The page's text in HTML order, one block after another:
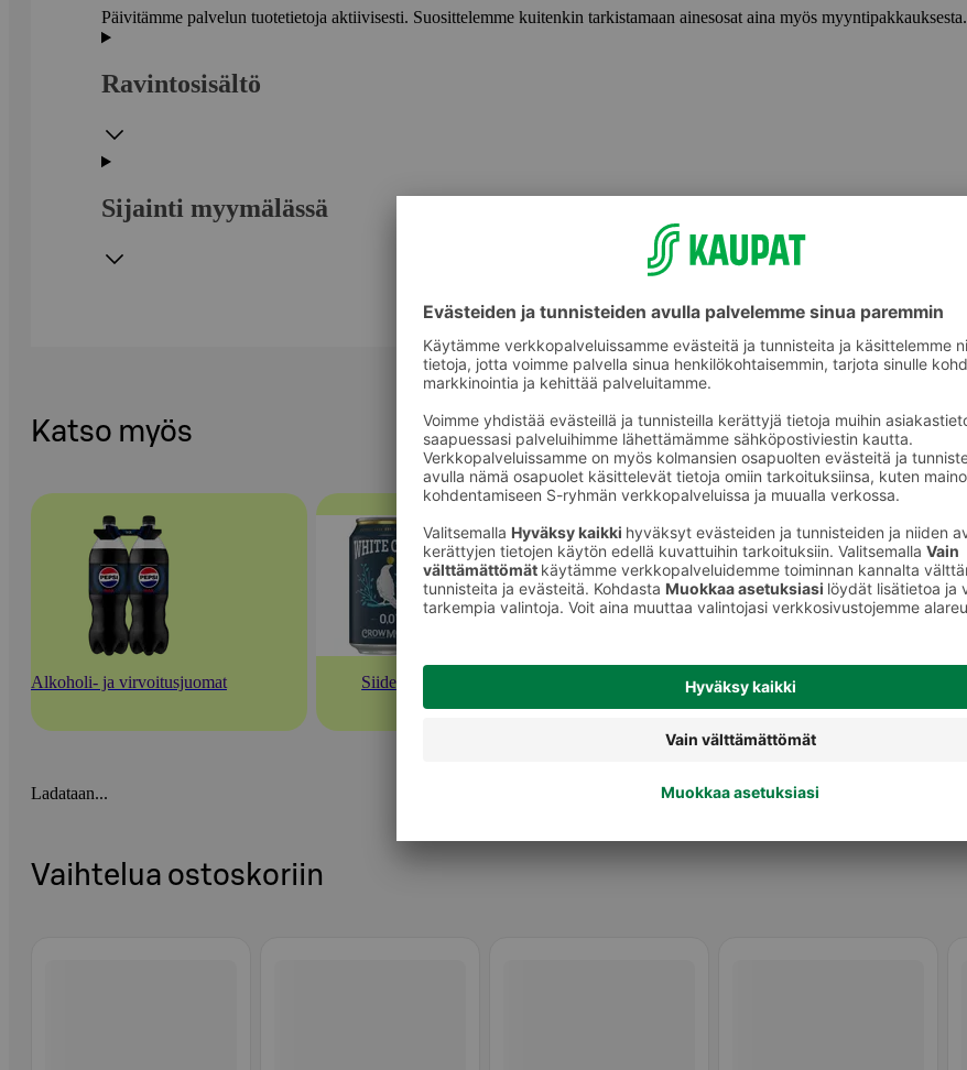
Päivitämme palvelun tuotetietoja aktiivisesti. Suosittelemme kuitenkin tarkistamaan ainesosat aina myös myyntipakkauksesta.
Ravintosisältö
Sijainti myymälässä
Katso myös
Alkoholi- ja virvoitusjuomat Siiderit Päärynäsiiderit
Ladataan...
Vaihtelua ostoskoriin